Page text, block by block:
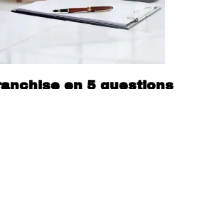
en 5 questions